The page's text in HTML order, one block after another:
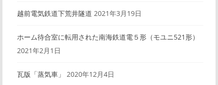
越前電気鉄道下荒井隧道 2021年3月19日
ホーム待合室に転用された南海鉄道電５形（モユニ521形）
2021年2月1日
瓦版「蒸気車」 2020年12月4日